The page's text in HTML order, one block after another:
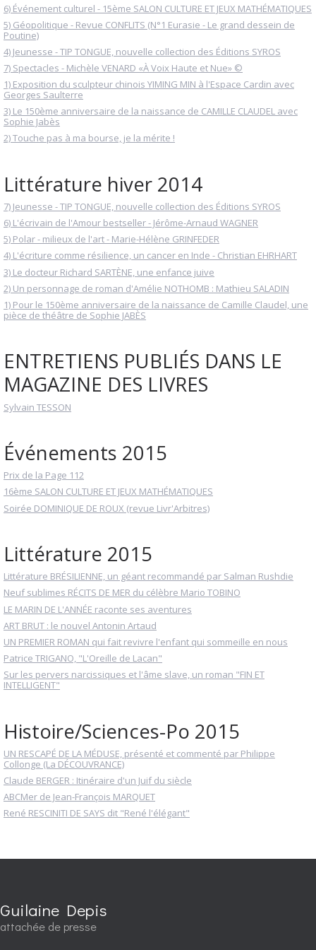
6) Événement culturel - 15ème SALON CULTURE ET JEUX MATHÉMATIQUES
5) Géopolitique - Revue CONFLITS (N°1 Eurasie - Le grand dessein de
Poutine)
4) Jeunesse - TIP TONGUE, nouvelle collection des Éditions SYROS
7) Spectacles - Michèle VENARD «À Voix Haute et Nue» ©
1) Exposition du sculpteur chinois YIMING MIN à l'Espace Cardin avec
Georges Saulterre
3) Le 150ème anniversaire de la naissance de CAMILLE CLAUDEL avec
Sophie Jabès
2) Touche pas à ma bourse, je la mérite !
Littérature hiver 2014
7) Jeunesse - TIP TONGUE, nouvelle collection des Éditions SYROS
6) L'écrivain de l'Amour bestseller - Jérôme-Arnaud WAGNER
5) Polar - milieux de l'art - Marie-Hélène GRINFEDER
4) L'écriture comme résilience, un cancer en Inde - Christian EHRHART
3) Le docteur Richard SARTÈNE, une enfance juive
2) Un personnage de roman d'Amélie NOTHOMB : Mathieu SALADIN
1) Pour le 150ème anniversaire de la naissance de Camille Claudel, une
pièce de théâtre de Sophie JABÈS
ENTRETIENS PUBLIÉS DANS LE
MAGAZINE DES LIVRES
Sylvain TESSON
Événements 2015
Prix de la Page 112
16ème SALON CULTURE ET JEUX MATHÉMATIQUES
Soirée DOMINIQUE DE ROUX (revue Livr'Arbitres)
Littérature 2015
Littérature BRÉSILIENNE, un géant recommandé par Salman Rushdie
Neuf sublimes RÉCITS DE MER du célèbre Mario TOBINO
LE MARIN DE L'ANNÉE raconte ses aventures
ART BRUT : le nouvel Antonin Artaud
UN PREMIER ROMAN qui fait revivre l'enfant qui sommeille en nous
Patrice TRIGANO, "L'Oreille de Lacan"
Sur les pervers narcissiques et l'âme slave, un roman "FIN ET
INTELLIGENT"
Histoire/Sciences-Po 2015
UN RESCAPÉ DE LA MÉDUSE, présenté et commenté par Philippe
Collonge (La DÉCOUVRANCE)
Claude BERGER : Itinéraire d'un Juif du siècle
ABCMer de Jean-François MARQUET
René RESCINITI DE SAYS dit "René l'élégant"
Guilaine Depis
attachée de presse